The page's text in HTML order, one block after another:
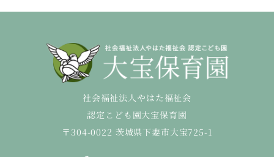
社会福祉法人やはた福祉会
認定こども園大宝保育園
〒304-0022 茨城県下妻市大宝725-1